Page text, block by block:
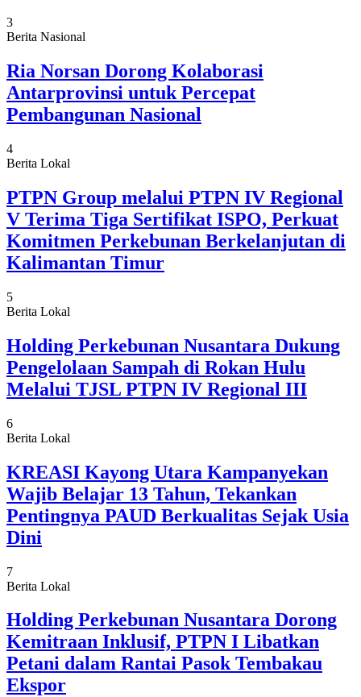
3
Berita Nasional
Ria Norsan Dorong Kolaborasi
Antarprovinsi untuk Percepat
Pembangunan Nasional
4
Berita Lokal
PTPN Group melalui PTPN IV Regional
V Terima Tiga Sertifikat ISPO, Perkuat
Komitmen Perkebunan Berkelanjutan di
Kalimantan Timur
5
Berita Lokal
Holding Perkebunan Nusantara Dukung
Pengelolaan Sampah di Rokan Hulu
Melalui TJSL PTPN IV Regional III
6
Berita Lokal
KREASI Kayong Utara Kampanyekan
Wajib Belajar 13 Tahun, Tekankan
Pentingnya PAUD Berkualitas Sejak Usia
Dini
7
Berita Lokal
Holding Perkebunan Nusantara Dorong
Kemitraan Inklusif, PTPN I Libatkan
Petani dalam Rantai Pasok Tembakau
Ekspor